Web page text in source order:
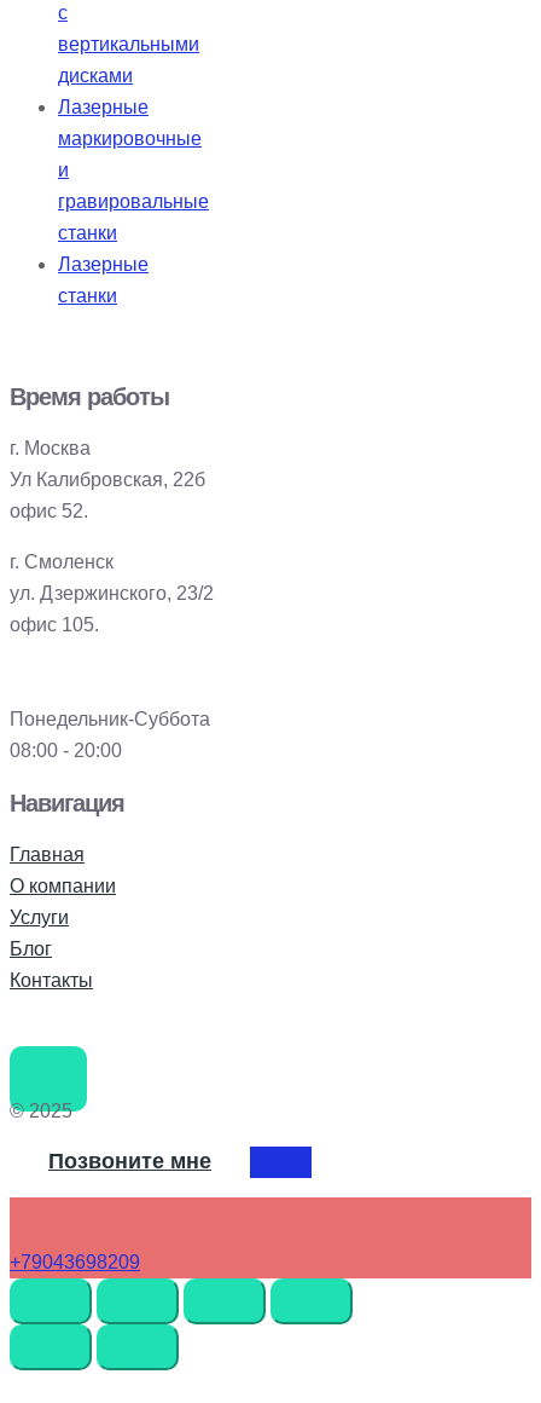
с
вертикальными
дисками
Лазерные
маркировочные
и
гравировальные
станки
Лазерные
станки
Время работы
г. Москва
Ул Калибровская, 22б
офис 52.
г. Смоленск
ул. Дзержинского, 23/2
офис 105.
Понедельник-Суббота
08:00 - 20:00
Навигация
Главная
О компании
Услуги
Блог
Контакты
© 2025
Позвоните мне
+79043698209